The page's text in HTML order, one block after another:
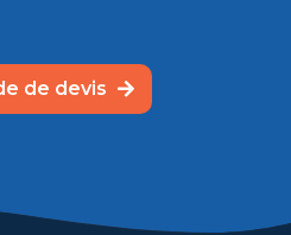
de devis